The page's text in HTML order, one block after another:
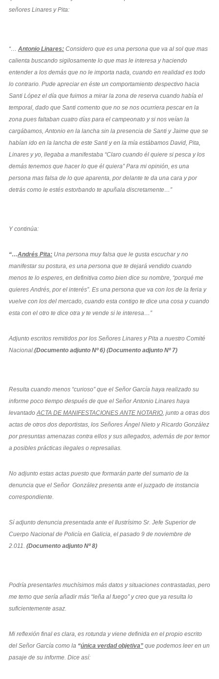
señores Linares y Pita:
“… Antonio Linares:Considero que es una persona que va al sol que mas
calienta buscando sigilosamente lo que mas le interesa y haciendo
entender a los demás que no le importa nada, cuando en realidad es todo
lo contrario. Pude apreciar en éste un comportamiento despectivo hacia
Santi López el día que fuimos a mirar la zona de reserva cuando había el
temporal, dado que Santi comento que no se nos ocurriera pescar en la
zona pues faltaban cuatro días para el campeonato y si nos veían la
cargábamos, Antonio en la lancha sin la presencia de Santi y Jaime que se
habían ido en la lancha de este Santi y en la mía estábamos David, Pita,
Linares y yo, llegaba a manifestaba “Claro cuando él quiere si pesca y los
demás tenemos que hacer lo que él quiera” Para mi opinión, es una
persona mas falsa de lo que aparenta, por delante te da una cara y por
detrás como le estés estorbando te apuñala discretamente…”
Y continúa:
“…Andrés Pita:Una persona muy falsa que le gusta escuchar y no
manifestar su postura, es una persona que te dejará vendido cuando
menos te lo esperes, en definitiva como bien dice su nombre, “porqué me
quieres Andrés, por el interés”. Es una persona que va con los de la feria y
vuelve con los del mercado, cuando esta contigo te dice una cosa y cuando
esta con el otro te dice otra y te vende si le interesa…”
Adjunto escritos remitidos por los Señores Linares y Pita a nuestro Comité
Nacional. (Documento adjunto Nº 6) (Documento adjunto Nº 7)
Resulta cuando menos “curioso” que el Señor García haya realizado su
informe poco tiempo después de que el Señor Antonio Linares haya
levantado ACTA DE MANIFESTACIONES ANTE NOTARIO, junto a otras dos
actas de otros dos deportistas, los Señores Ángel Nieto y Ricardo González
por presuntas amenazas contra ellos y sus allegados, además de por temor
a posibles prácticas ilegales o represalias.
No adjunto estas actas puesto que formarán parte del sumario de la
denuncia que el Señor González presenta ante el juzgado de instancia
correspondiente.
Sí adjunto denuncia presentada ante el Ilustrísimo Sr. Jefe Superior de
Cuerpo Nacional de Policía en Galicia, el pasado 9 de noviembre de
2.011. (Documento adjunto Nº 8)
Podría presentarles muchísimos más datos y situaciones contrastadas, pero
me temo que sería añadir más “leña al fuego” y creo que ya resulta lo
suficientemente asaz.
Mi reflexión final es clara, es rotunda y viene definida en el propio escrito
del Señor García como la “única verdad objetiva”que podemos leer en un
pasaje de su informe. Dice así: